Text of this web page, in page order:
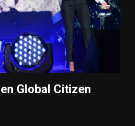
Global Citizen